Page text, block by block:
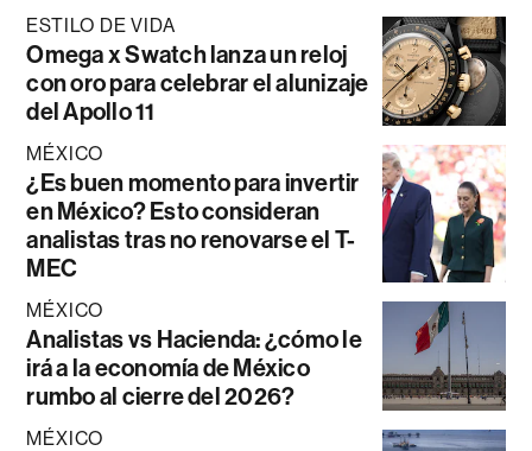
ESTILO DE VIDA
Omega x Swatch lanza un reloj
con oro para celebrar el alunizaje
del Apollo 11
MÉXICO
¿Es buen momento para invertir
en México? Esto consideran
analistas tras no renovarse el T-
MEC
MÉXICO
Analistas vs Hacienda: ¿cómo le
irá a la economía de México
rumbo al cierre del 2026?
MÉXICO